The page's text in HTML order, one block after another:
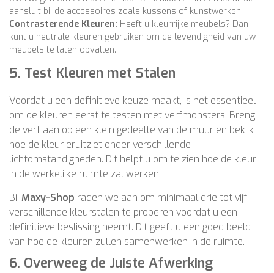
aansluit bij de accessoires zoals kussens of kunstwerken.
Contrasterende Kleuren: Heeft u kleurrijke meubels? Dan
kunt u neutrale kleuren gebruiken om de levendigheid van uw
meubels te laten opvallen.
5. Test Kleuren met Stalen
Voordat u een definitieve keuze maakt, is het essentieel
om de kleuren eerst te testen met verfmonsters. Breng
de verf aan op een klein gedeelte van de muur en bekijk
hoe de kleur eruitziet onder verschillende
lichtomstandigheden. Dit helpt u om te zien hoe de kleur
in de werkelijke ruimte zal werken.
Bij Maxy-Shop raden we aan om minimaal drie tot vijf
verschillende kleurstalen te proberen voordat u een
definitieve beslissing neemt. Dit geeft u een goed beeld
van hoe de kleuren zullen samenwerken in de ruimte.
6. Overweeg de Juiste Afwerking